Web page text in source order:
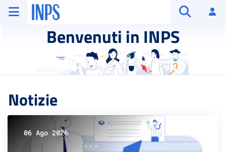
Vai al menu principale
Vai al contenuto principale
Vai al pie' di pagina
INPS ()
Benvenuti in INPS
Notizie
06 Ago 2026